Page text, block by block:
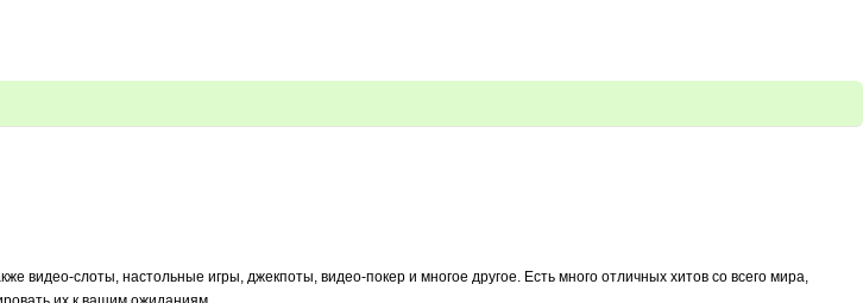
видео-слоты, настольные игры, джекпоты, видео-покер и многое другое. Есть много отличных хитов со всего мира,